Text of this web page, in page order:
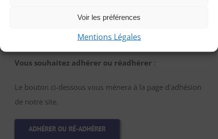
Voir les préférences
Mentions Légales
Vous souhaitez adhérer ou réadhérer :
Le bouton ci-dessous vous mènera à la page d’adhésion
de notre site.
ADHÉRER OU RÉ-ADHÉRER